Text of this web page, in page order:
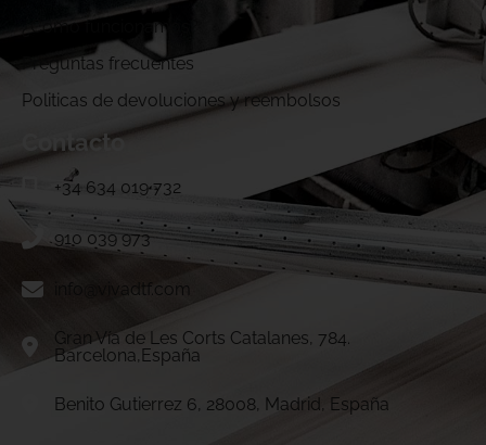
¿Cómo funcionamos?
Preguntas frecuentes
Politicas de devoluciones y reembolsos
Contacto
+34 634 019 732
910 039 973
info@vivadtf.com
Gran Vía de Les Corts Catalanes, 784.
Barcelona,España
Benito Gutierrez 6, 28008, Madrid, España